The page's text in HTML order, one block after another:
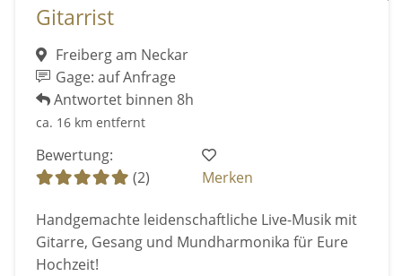
Gitarrist
Freiberg am Neckar
Gage: auf Anfrage
Antwortet binnen 8h
ca. 16 km entfernt
Bewertung:
(2)
Merken
Handgemachte leidenschaftliche Live-Musik mit
Gitarre, Gesang und Mundharmonika für Eure
Hochzeit!